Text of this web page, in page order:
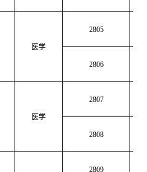
医学
2805
2806
医学
2807
2808
2809